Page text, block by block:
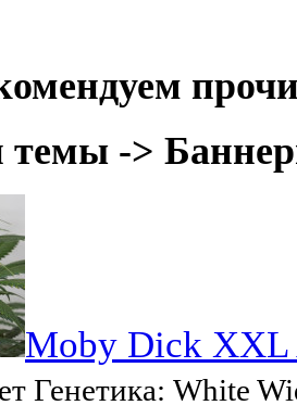
->
Moby Dick XXL
Генетика: White